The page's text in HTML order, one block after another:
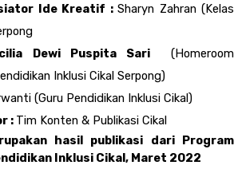
Ide Kreatif : Sharyn Zahran (Kelas
Dewi Puspita Sari
(Homeroom
Inklusi Cikal Serpong)
(Guru Pendidikan Inklusi Cikal)
: Tim Konten & Publikasi Cikal
hasil publikasi dari Program
Inklusi Cikal, Maret 2022